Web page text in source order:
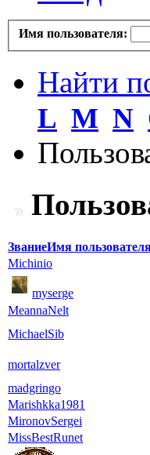
Имя пользователя:
Найти
L M N
ЗваниеИмя
Michinio
myserge
MeannaNelt
MichaelSib
mortalzver
madgringo
Marishkka1981
MironovSergei
MissBestRunet